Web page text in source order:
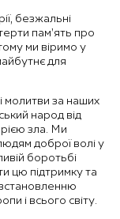
безжальні
пам’ять про
ми віримо у
для
молитви за наших
народ від
зла. Ми
доброї волі у
боротьбі
цю підтримку та
і всього світу.